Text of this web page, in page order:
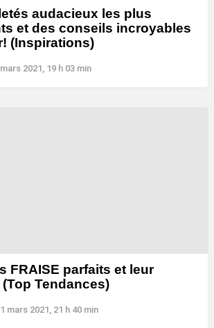
audacieux les plus
et des conseils incroyables
(Inspirations)
2021, 19 h 03 min
​​FRAISE parfaits et leur
Tendances)
mars 2021, 21 h 40 min